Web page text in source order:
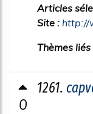
Articles
Site : http://
Thèmes liés
0
1261.